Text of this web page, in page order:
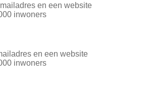
en een website
inwoners
en een website
inwoners